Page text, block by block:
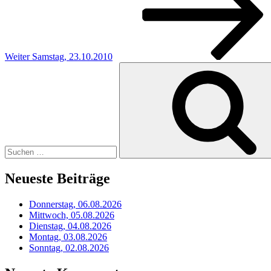
Weiter Samstag, 23.10.2010
Neueste Beiträge
Donnerstag, 06.08.2026
Mittwoch, 05.08.2026
Dienstag, 04.08.2026
Montag, 03.08.2026
Sonntag, 02.08.2026